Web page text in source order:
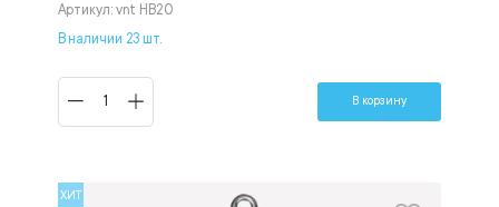
Артикул: vnt HB20
В наличии 23 шт.
В корзину
ХИТ